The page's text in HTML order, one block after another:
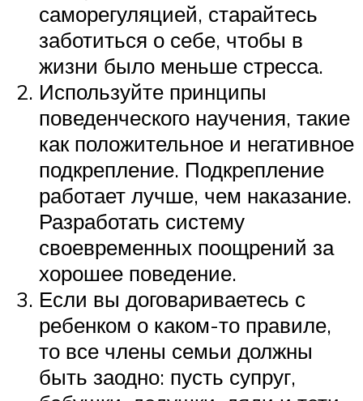
саморегуляцией, старайтесь
заботиться о себе, чтобы в
жизни было меньше стресса.
Используйте принципы
поведенческого научения, такие
как положительное и негативное
подкрепление. Подкрепление
работает лучше, чем наказание.
Разработать систему
своевременных поощрений за
хорошее поведение.
Если вы договариваетесь с
ребенком о каком-то правиле,
то все члены семьи должны
быть заодно: пусть супруг,